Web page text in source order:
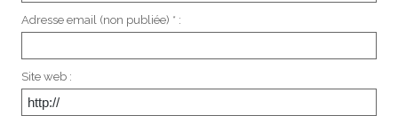
Adresse email (non publiée) * :
Site web :